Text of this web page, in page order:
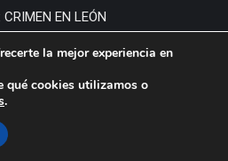
EN LEÓN
DE NUESTRA VIDA’ La película
G
la mejor experiencia en
qué cookies utilizamos o
.